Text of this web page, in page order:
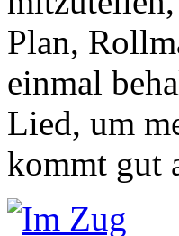
Plan,
einmal
Lied, um
kommt gut